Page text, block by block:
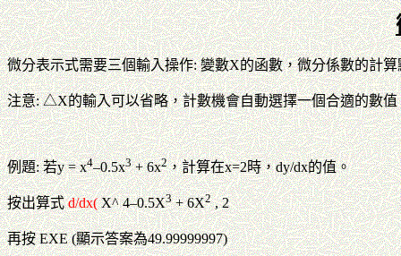
微分表示式需要三個輸入操作: 變數X的函數，微分係數的計
注意: △X的輸入可以省略，計數機會自動選擇一個合適的數值
例題: 若y = x4–0.5x3+ 6x2，計算在x=2時，dy/dx的值。
按出算式d/dx(X^ 4–0.5X3+ 6X2, 2
再按 EXE (顯示答案為49.99999997)